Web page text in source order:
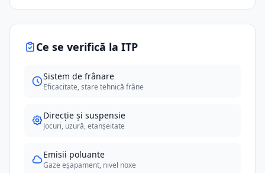
Ce se verifică la ITP
Sistem de frânare
Eficacitate, stare tehnică frâne
Direcție și suspensie
Jocuri, uzură, etanșeitate
Emisii poluante
Gaze eșapament, nivel noxe